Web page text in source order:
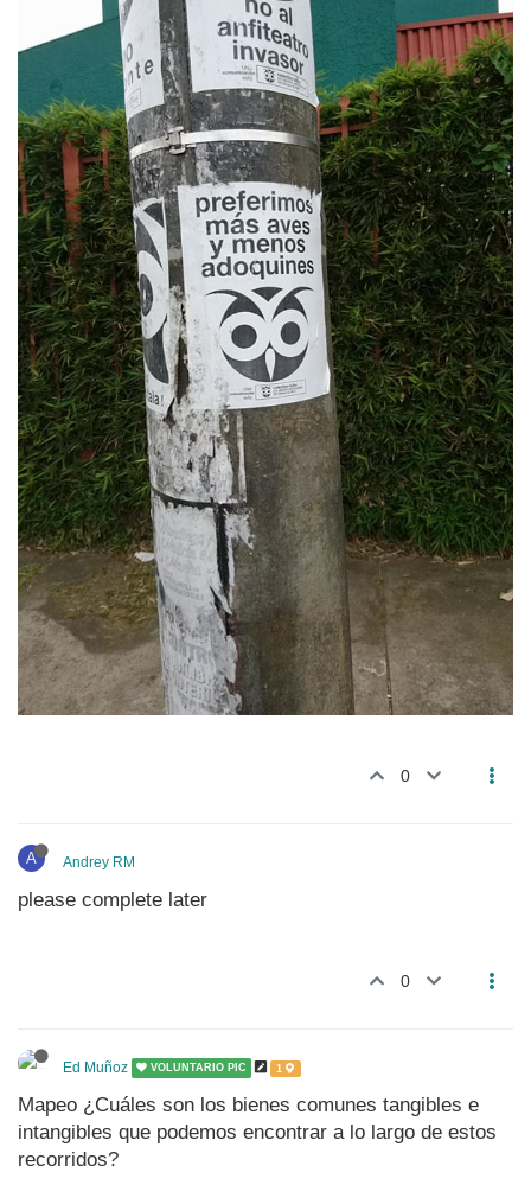
0
A Andrey RM
please complete later
0
Ed Muñoz VOLUNTARIO PIC 1
Mapeo ¿Cuáles son los bienes comunes tangibles e
intangibles que podemos encontrar a lo largo de estos
recorridos?